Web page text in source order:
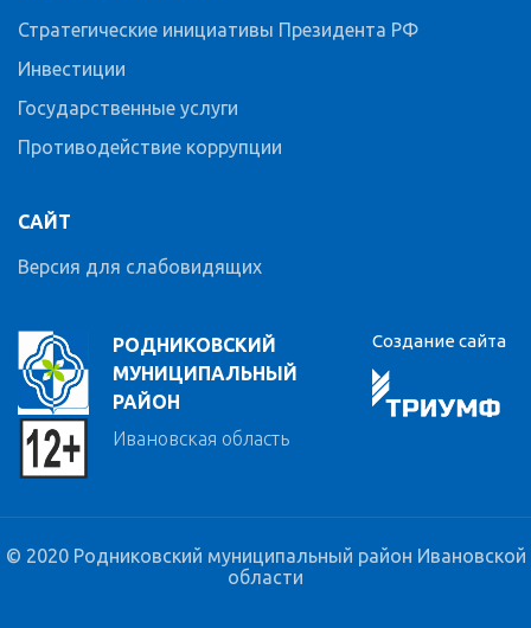
РОДНИКОВСКИЙ
МУНИЦИПАЛЬНЫЙ
РАЙОН
Ивановская область
Стратегические инициативы Президента РФ
Инвестиции
Государственные услуги
Противодействие коррупции
САЙТ
Версия для слабовидящих
Создание сайта
© 2020 Родниковский муниципальный район Ивановской
области